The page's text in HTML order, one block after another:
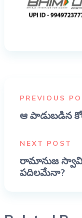
PREVIOUS
ఆ పాడుబడిన
NEXT POST
రామానుజ స్వామి
పదిలమేనా?